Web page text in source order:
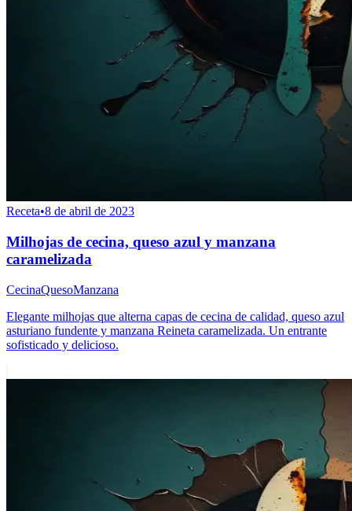
Receta•8 de abril de 2023
Milhojas de cecina, queso azul y manzana
caramelizada
CecinaQuesoManzana
Elegante milhojas que alterna capas de cecina de calidad, queso azul
asturiano fundente y manzana Reineta caramelizada. Un entrante
sofisticado y delicioso.